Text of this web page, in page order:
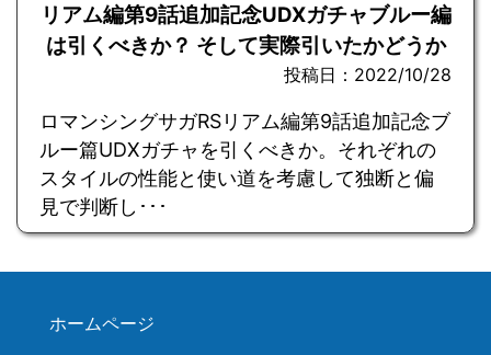
リアム編第9話追加記念UDXガチャブルー編
は引くべきか？ そして実際引いたかどうか
投稿日：2022/10/28
ロマンシングサガRSリアム編第9話追加記念ブ
ルー篇UDXガチャを引くべきか。それぞれの
スタイルの性能と使い道を考慮して独断と偏
見で判断し･･･
ホームページ